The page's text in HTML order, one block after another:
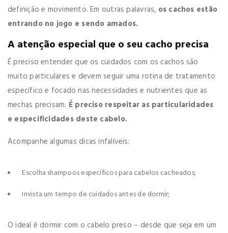
definição e movimento. Em outras palavras, os cachos estão
entrando no jogo e sendo amados.
A atenção especial que o seu cacho precisa
É preciso entender que os cuidados com os cachos são
muito particulares e devem seguir uma rotina de tratamento
específico e focado nas necessidades e nutrientes que as
mechas precisam. É preciso respeitar as particularidades
e especificidades deste cabelo.
Acompanhe algumas dicas infalíveis:
Escolha shampoos específicos para cabelos cacheados;
Invista um tempo de cuidados antes de dormir;
O ideal é dormir com o cabelo preso – desde que seja em um